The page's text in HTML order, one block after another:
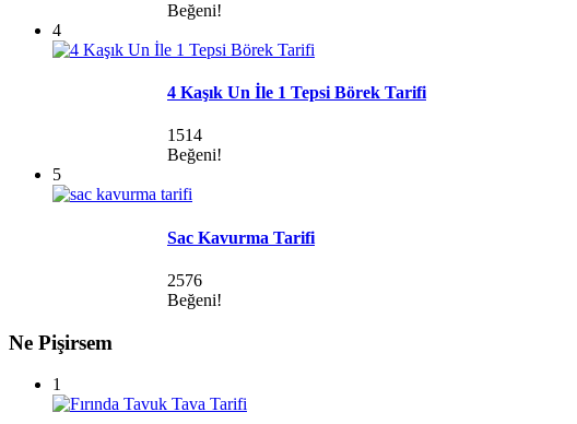
Beğeni!
4
4 Kaşık Un İle 1 Tepsi Börek Tarifi
1514
Beğeni!
5
Sac Kavurma Tarifi
2576
Beğeni!
Ne Pişirsem
1